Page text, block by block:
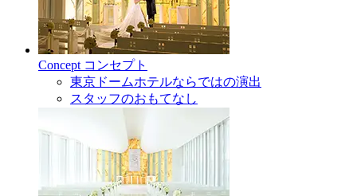
Concept コンセプト
東京ドームホテルならではの演出
スタッフのおもてなし